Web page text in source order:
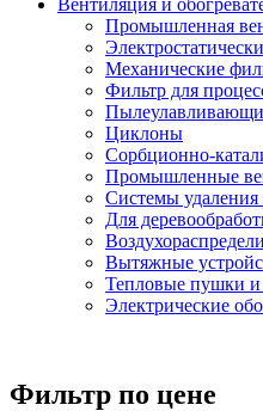
Промышленная
Механические
Фильтр для
Циклоны
Сорбционно-
Промышленные
Системы
Для
Вытяжные
Тепловые пушки и
Электрические
Фильтр по цене